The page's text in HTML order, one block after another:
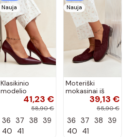
Nauja
Klasikinio
modelio
aukštakulniai
bordo spalvos
Nesha
41,23 €
58,90 €
36 37 38 39
40 41
Nauja
Moteriški
mokasinai iš
dirbtinės
zomšos, bordo
39,13 €
55,90 €
36 37 38 39
40 41